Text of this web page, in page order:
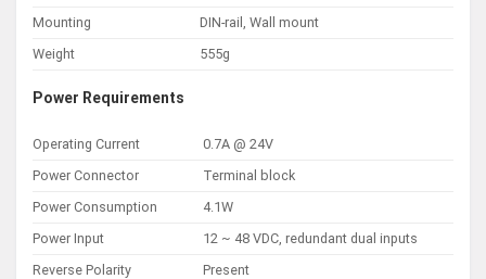
Mounting
DIN-rail, Wall mount
Weight
555g
Power Requirements
Operating Current
0.7A @ 24V
Power Connector
Terminal block
Power Consumption
4.1W
Power Input
12 ~ 48 VDC, redundant dual inputs
Reverse Polarity
Present